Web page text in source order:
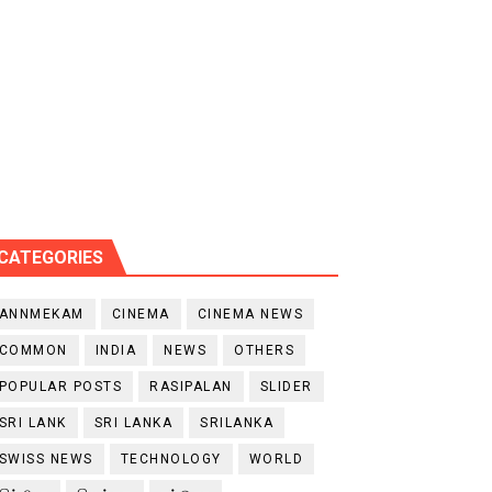
ANNMEKAM CINEMA CINEMA NEWS
COMMON INDIA NEWS OTHERS
POPULAR POSTS RASIPALAN SLIDER
SRI LANK SRI LANKA SRILANKA
SWISS NEWS TECHNOLOGY WORLD